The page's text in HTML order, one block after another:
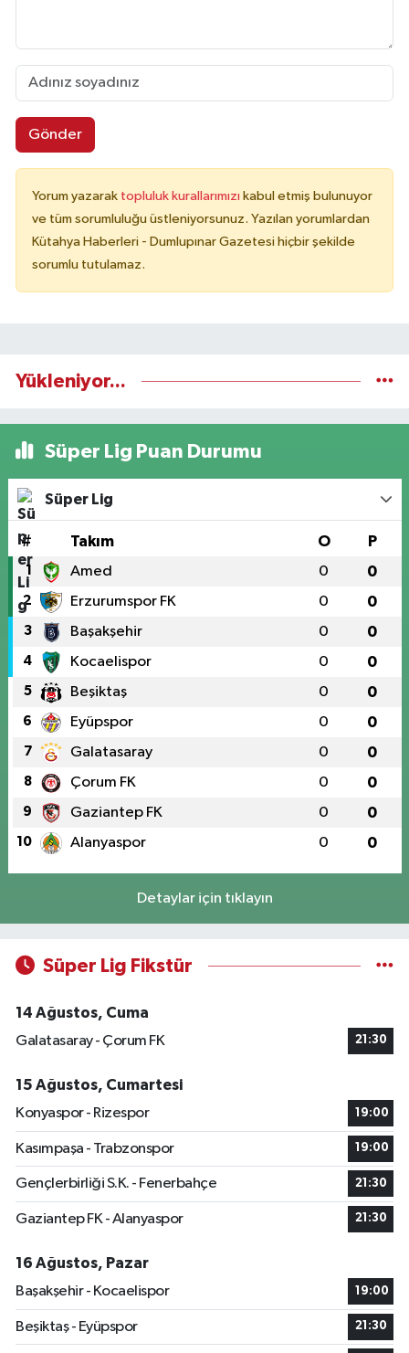
Gönder
Yorum yazarak topluluk kurallarımızı kabul etmiş bulunuyor
ve tüm sorumluluğu üstleniyorsunuz. Yazılan yorumlardan
Kütahya Haberleri - Dumlupınar Gazetesi hiçbir şekilde
sorumlu tutulamaz.
Yükleniyor...
Süper Lig Puan Durumu
Süper Lig
# Takım O P
1 Amed 0 0
2 Erzurumspor FK 0 0
3 Başakşehir 0 0
4 Kocaelispor 0 0
5 Beşiktaş 0 0
6 Eyüpspor 0 0
7 Galatasaray 0 0
8 Çorum FK 0 0
9 Gaziantep FK 0 0
10 Alanyaspor 0 0
Detaylar için tıklayın
Süper Lig Fikstür
14 Ağustos, Cuma
Galatasaray - Çorum FK
21:30
15 Ağustos, Cumartesi
Konyaspor - Rizespor
19:00
Kasımpaşa - Trabzonspor 19:00
Gençlerbirliği S.K. - Fenerbahçe 21:30
Gaziantep FK - Alanyaspor 21:30
16 Ağustos, Pazar
Başakşehir - Kocaelispor
19:00
Beşiktaş - Eyüpspor 21:30